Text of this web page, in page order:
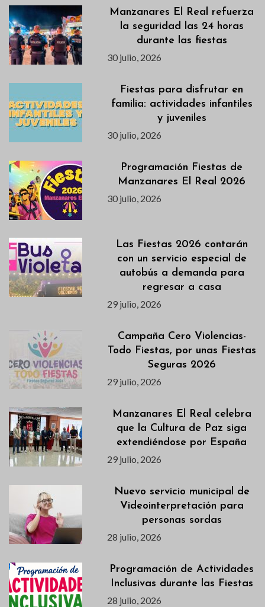
Manzanares El Real refuerza
la seguridad las 24 horas
durante las fiestas
30 julio, 2026
Fiestas para disfrutar en
familia: actividades infantiles
y juveniles
30 julio, 2026
Programación Fiestas de
Manzanares El Real 2026
30 julio, 2026
Las Fiestas 2026 contarán
con un servicio especial de
autobús a demanda para
regresar a casa
29 julio, 2026
Campaña Cero Violencias-
Todo Fiestas, por unas Fiestas
Seguras 2026
29 julio, 2026
Manzanares El Real celebra
que la Cultura de Paz siga
extendiéndose por España
29 julio, 2026
Nuevo servicio municipal de
Videointerpretación para
personas sordas
28 julio, 2026
Programación de Actividades
Inclusivas durante las Fiestas
28 julio, 2026